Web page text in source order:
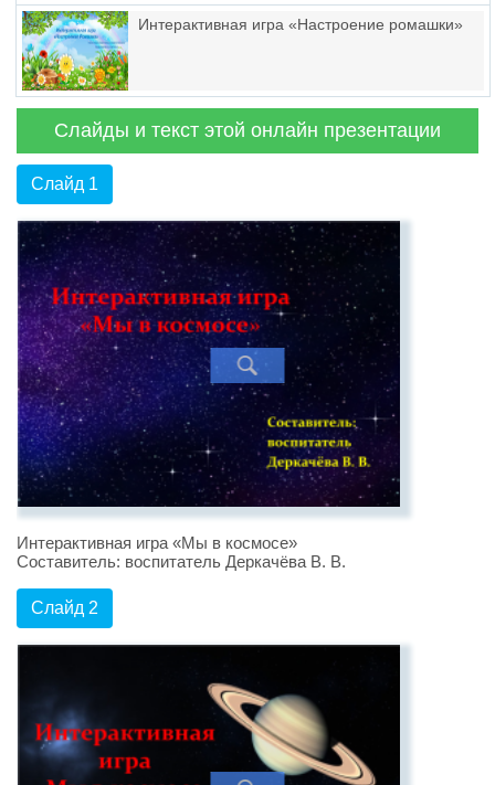
Интерактивная игра «Настроение ромашки»
Слайды и текст этой онлайн презентации
Слайд 1
Интерактивная игра «Мы в космосе»
Составитель: воспитатель Деркачёва В. В.
Слайд 2